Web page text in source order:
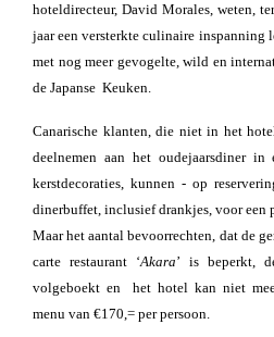
hoteldirecteur, David Morales, weten,
jaar een versterkte culinaire inspanning
met nog meer gevogelte, wild en
de Japanse Keuken.
Canarische klanten, die niet in het
deelnemen aan het oudejaarsdiner
kerstdecoraties, kunnen - op
dinerbuffet, inclusief drankjes, voor een
Maar het aantal bevoorrechten, dat de
carte restaurant ‘Akara’ is beperkt,
volgeboekt en het hotel kan niet
menu van €170,= per persoon.